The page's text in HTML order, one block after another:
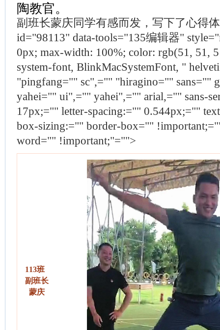
陶教官。
副班长蒙庆同学有感而发，写下了心得体
id="98113" data-tools="135编辑器"
0px; max-width: 100%; color: rgb(51, 51,
system-font, BlinkMacSystemFont, "
"pingfang="" sc",="" "hiragino="" sans=""
yahei="" ui",="" yahei",="" arial,="" sans-
17px;="" letter-spacing:="" 0.544px;=""
box-sizing:="" border-box=""
word="" !important;"="">
113班
副班长
蒙庆